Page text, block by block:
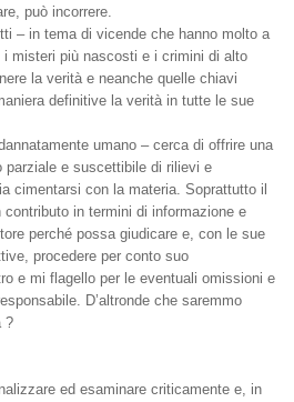
può incorrere.
– in tema di vicende che hanno molto a
misteri più nascosti e i crimini di alto
la verità e neanche quelle chiavi
definitive la verità in tutte le sue
umano – cerca di offrire una
parziale e suscettibile di rilievi e
cimentarsi con la materia. Soprattutto il
in termini di informazione e
perché possa giudicare e, con le sue
procedere per conto suo
e mi flagello per le eventuali omissioni e
D’altronde che saremmo
?
ed esaminare criticamente e, in